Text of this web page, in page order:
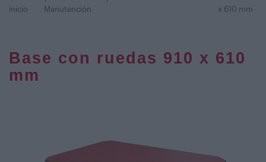
inicio
Manutención
x 610 mm
Base con ruedas 910 x 610
mm